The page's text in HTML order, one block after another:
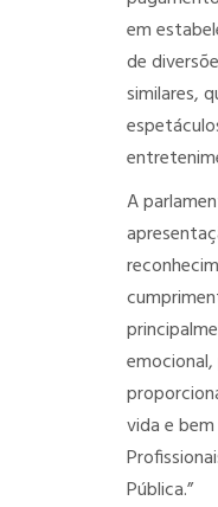
em
de
similares,
A
vida e
Pública.”